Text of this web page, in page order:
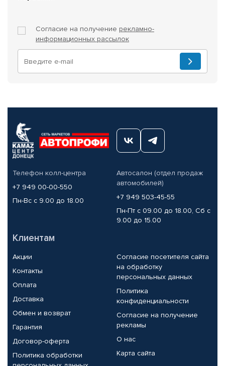
Согласие на получение рекламно-
информационных рассылок
Телефон колл-центра
+7 949 00-00-550
Пн-Вс с 9.00 до 18.00
Автосалон (отдел продаж
автомобилей)
+7 949 503-45-55
Пн-Пт с 09.00 до 18.00, Сб с
9.00 до 15.00
Клиентам
Акции
Контакты
Оплата
Доставка
Обмен и возврат
Гарантия
Договор-оферта
Политика обработки
Согласие посетителя сайта
на обработку
персональных данных
Политика
конфиденциальности
Согласие на получение
рекламы
О нас
Карта сайта